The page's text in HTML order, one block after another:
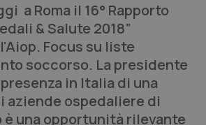
a Roma il 16° Rapporto
& Salute 2018”
Focus su liste
soccorso. La presidente
in Italia di una
aziende ospedaliere di
una opportunità rilevante